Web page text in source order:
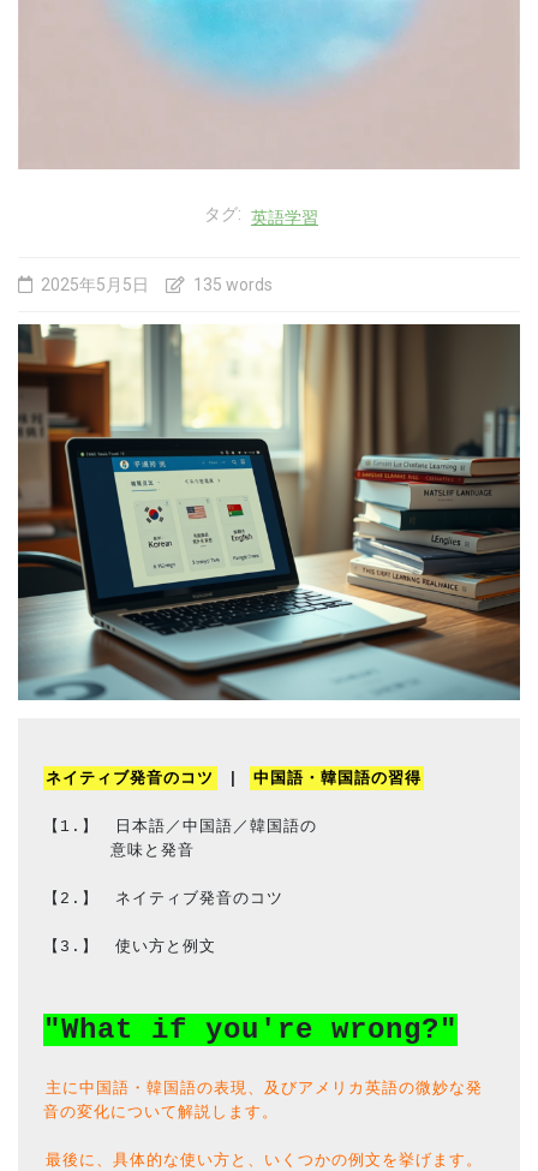
タグ: 英語学習
2025年5月5日 135 words
ネイティブ発音のコツ 中国語・韓国語の習得
【1.】　日本語／中国語／韓国語の
意味と発音
【2.】　ネイティブ発音のコツ
【3.】　使い方と例文
"What if you're wrong?"
主に中国語・韓国語の表現、及びアメリカ英語の微妙な発
音の変化について解説します。
最後に、具体的な使い方と、いくつかの例文を挙げます。